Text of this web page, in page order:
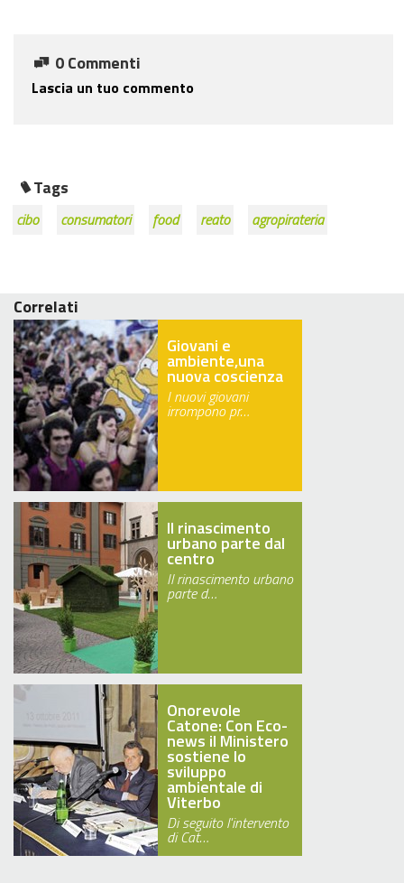
0 Commenti
Lascia un tuo commento
Tags
cibo consumatori food reato agropirateria
Correlati
Giovani e
ambiente,una
nuova coscienza
I nuovi giovani
irrompono pr…
Il rinascimento
urbano parte dal
centro
Il rinascimento urbano
parte d…
Onorevole
Catone: Con Eco-
news il Ministero
sostiene lo
sviluppo
ambientale di
Viterbo
Di seguito l'intervento
di Cat…